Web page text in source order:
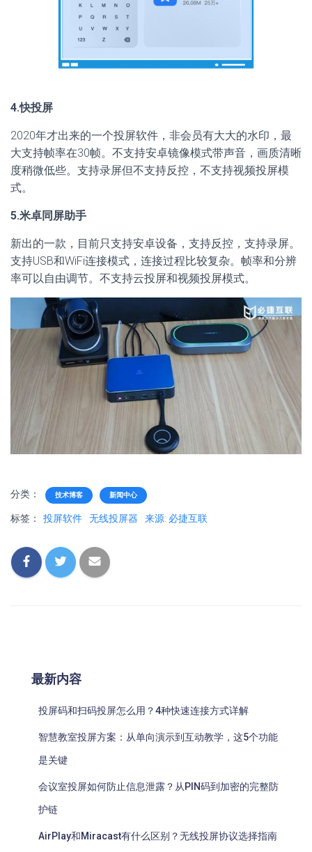
4.快投屏
2020年才出来的一个投屏软件，非会员有大大的水印，最
大支持帧率在30帧。不支持安卓镜像模式带声音，画质清晰
度稍微低些。支持录屏但不支持反控，不支持视频投屏模
式。
5.米卓同屏助手
新出的一款，目前只支持安卓设备，支持反控，支持录屏。
支持USB和WiFi连接模式，连接过程比较复杂。帧率和分辨
率可以自由调节。不支持云投屏和视频投屏模式。
分类： 技术博客 新闻中心
标签： 投屏软件 无线投屏器 来源: 必捷互联
最新内容
投屏码和扫码投屏怎么用？4种快速连接方式详解
智慧教室投屏方案：从单向演示到互动教学，这5个功能
是关键
会议室投屏如何防止信息泄露？从PIN码到加密的完整防
护链
AirPlay和Miracast有什么区别？无线投屏协议选择指南